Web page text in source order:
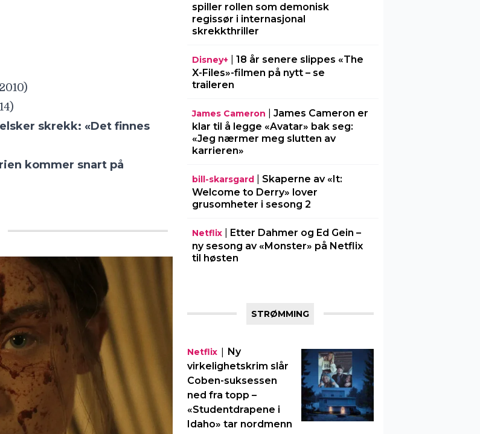
skrekk: «Det finnes
kommer snart på
spiller rollen som demonisk
regissør i internasjonal
skrekkthriller
Disney+
18 år senere slippes «The
X-Files»-filmen på nytt – se
traileren
James Cameron
James Cameron er
klar til å legge «Avatar» bak seg:
«Jeg nærmer meg slutten av
karrieren»
bill-skarsgard| Skaperne av «It:
Welcome to Derry» lover
grusomheter i sesong 2
Netflix| Etter Dahmer og Ed Gein –
ny sesong av «Monster» på Netflix
til høsten
STRØMMING
Netflix| Ny
virkelighetskrim slår
Coben-suksessen
ned fra topp –
«Studentdrapene i
Idaho» tar nordmenn